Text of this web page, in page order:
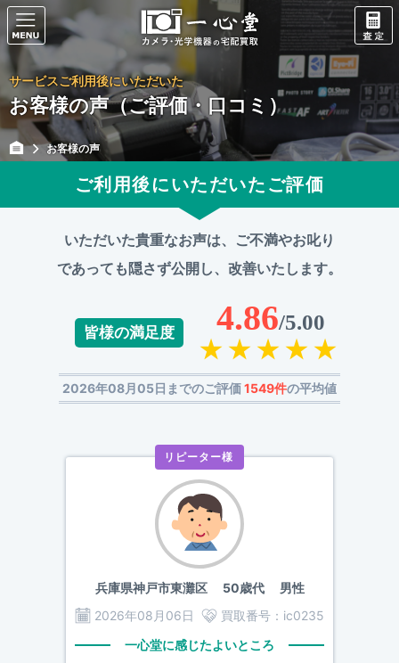
サービスご利用後にいただいた
お客様の声（ご評価・口コミ）
お客様の声
ご利用後にいただいたご評価
いただいた貴重なお声は、ご不満やお叱り
であっても 隠さず公開し、改善いたします。
皆様の満足度 4.86/5.00
2026年08月05日までのご評価1549件の平均値
リピーター様
兵庫県神戸市東灘区50歳代 男性
2026年08月06日
買取番号： ic0235
一心堂に感じたよいところ